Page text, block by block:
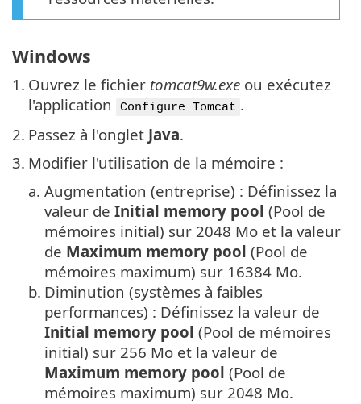
Windows
1. Ouvrez le fichier tomcat9w.exe ou exécutez
l'application
Configure Tomcat .
2. Passez à l'onglet Java.
3. Modifier l'utilisation de la mémoire :
a. Augmentation (entreprise) : Définissez la
valeur de Initial memory pool (Pool de
mémoires initial) sur 2048 Mo et la valeur
de Maximum memory pool (Pool de
mémoires maximum) sur 16384 Mo.
b. Diminution (systèmes à faibles
performances) : Définissez la valeur de
Initial memory pool (Pool de mémoires
initial) sur 256 Mo et la valeur de
Maximum memory pool (Pool de
mémoires maximum) sur 2048 Mo.